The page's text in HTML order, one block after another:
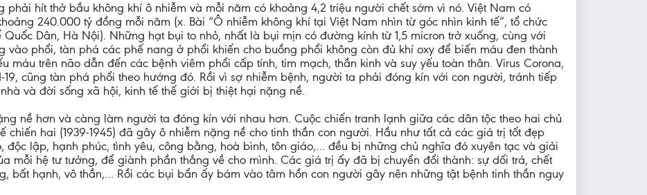
phải hít thở bầu không khí ô nhiễm và mỗi năm có khoảng 4,2 triệu người chết sớm vì nó. Việt Nam có
240.000 tỷ đồng mỗi năm (x. Bài “Ô nhiễm không khí tại Việt Nam nhìn từ góc nhìn kinh tế”, tổ chức
Dân, Hà Nội). Những hạt bụi to nhỏ, nhất là bụi mịn có đường kính từ 1,5 micron trở xuống, cùng với
vào phổi, tàn phá các phế nang ở phổi khiến cho buồng phổi không còn đủ khí oxy để biến máu đen thành
máu trên não dẫn đến các bệnh viêm phổi cấp tính, tim mạch, thần kinh và suy yếu toàn thân. Virus Corona,
cũng tàn phá phổi theo hướng đó. Rồi vì sợ nhiễm bệnh, người ta phải đóng kín với con người, tránh tiếp
và đời sống xã hội, kinh tế thế giới bị thiệt hại nặng nề.
nề hơn và càng làm người ta đóng kín với nhau hơn. Cuộc chiến tranh lạnh giữa các dân tộc theo hai chủ
chiến hai (1939-1945) đã gây ô nhiễm nặng nề cho tinh thần con người. Hầu như tất cả các giá trị tốt đẹp
độc lập, hạnh phúc, tình yêu, công bằng, hoà bình, tôn giáo,… đều bị những chủ nghĩa đó xuyên tạc và giải
mỗi hệ tư tưởng, để giành phần thắng về cho mình. Các giá trị ấy đã bị chuyển đổi thành: sự dối trá, chết
bất hạnh, vô thần,… Rồi các bụi bẩn ấy bám vào tâm hồn con người gây nên những tật bệnh tinh thần nguy